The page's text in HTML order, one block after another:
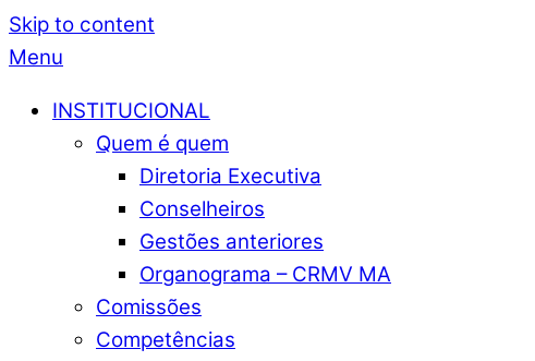
Skip to content
Menu
INSTITUCIONAL
Quem é quem
Diretoria Executiva
Conselheiros
Gestões anteriores
Organograma – CRMV MA
Comissões
Competências